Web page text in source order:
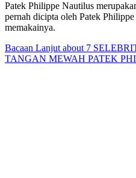
Patek Philippe Nautilus
pernah dicipta oleh Patek
memakainya.
Bacaan Lanjut about 7
TANGAN MEWAH PATEK